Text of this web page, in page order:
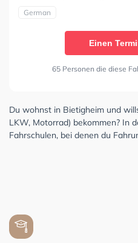
German
Einen
65 Personen die diese
Du wohnst in Bietigheim und
LKW, Motorrad) bekommen? In
Fahrschulen, bei denen du